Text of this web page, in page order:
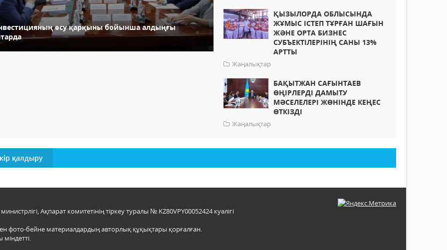
өсу қарқыны бойынша алдыңғы
ҚЫЗЫЛОРДА ОБЛЫСЫНДА
ЖҰМЫС ІСТЕП ТҰРҒАН ШАҒЫН
ЖӘНЕ ОРТА БИЗНЕС
СУБЪЕКТІЛЕРІНІҢ САНЫ 13%
АРТТЫ
Жаңалықтар
БАҚЫТЖАН САҒЫНТАЕВ
ӨҢІРЛЕРДІ ДАМЫТУ
МӘСЕЛЕЛЕРІ ЖӨНІНДЕ КЕҢЕС
ӨТКІЗДІ
Жаңалықтар
қалдыру
Ақпарат комитетінің тіркеу туралы № KZ80VPY00052424 куәлігі
фото-бейне материалдардың авторлық құқықтары қорғалған.